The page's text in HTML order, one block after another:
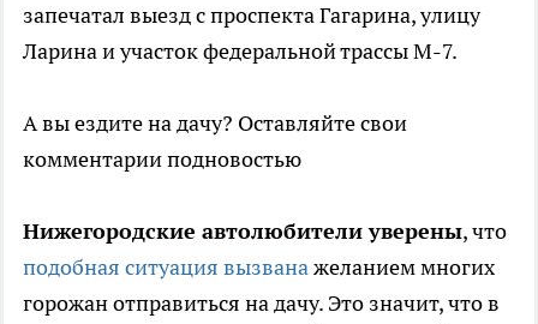
запечатал выезд с проспекта Гагарина, улицу
Ларина и участок федеральной трассы М-7.
А вы ездите на дачу? Оставляйте свои
комментарии подновостью
Нижегородские автолюбители уверены, что
подобная ситуация вызванажеланием многих
горожан отправиться на дачу. Это значит, что в